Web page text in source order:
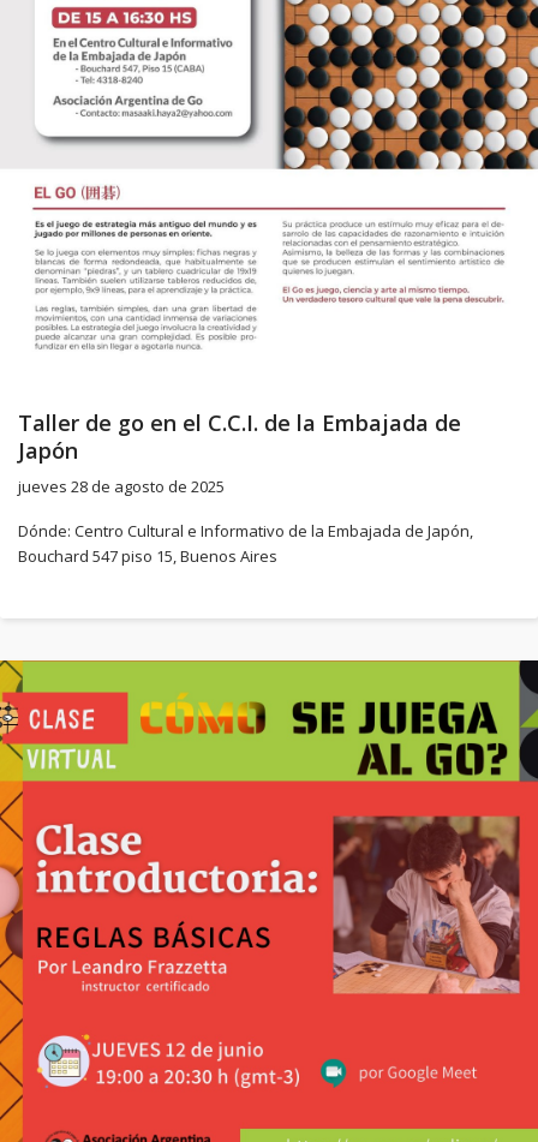
Taller de go en el C.C.I. de la Embajada de
Japón
jueves 28 de agosto de 2025
Dónde: Centro Cultural e Informativo de la Embajada de Japón,
Bouchard 547 piso 15, Buenos Aires